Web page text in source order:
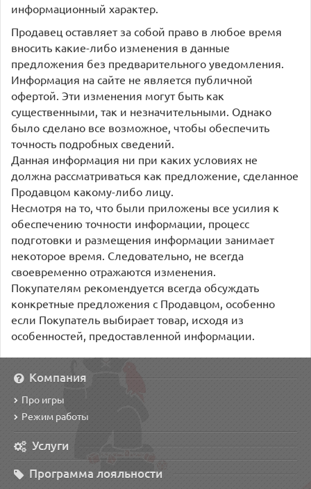
информационный характер.
Продавец оставляет за собой право в любое время
вносить какие-либо изменения в данные
предложения без предварительного уведомления.
Информация на сайте не является публичной
офертой. Эти изменения могут быть как
существенными, так и незначительными. Однако
было сделано все возможное, чтобы обеспечить
точность подробных сведений.
Данная информация ни при каких условиях не
должна рассматриваться как предложение, сделанное
Продавцом какому-либо лицу.
Несмотря на то, что были приложены все усилия к
обеспечению точности информации, процесс
подготовки и размещения информации занимает
некоторое время. Следовательно, не всегда
своевременно отражаются изменения.
Покупателям рекомендуется всегда обсуждать
конкретные предложения с Продавцом, особенно
если Покупатель выбирает товар, исходя из
особенностей, предоставленной информации.
Компания
Про игры
Режим работы
Услуги
Программа лояльности